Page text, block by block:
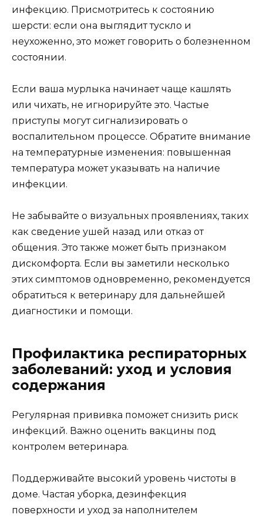
инфекцию. Присмотритесь к состоянию
шерсти: если она выглядит тускло и
неухоженно, это может говорить о болезненном
состоянии.
Если ваша мурлыка начинает чаще кашлять
или чихать, не игнорируйте это. Частые
приступы могут сигнализировать о
воспалительном процессе. Обратите внимание
на температурные изменения: повышенная
температура может указывать на наличие
инфекции.
Не забывайте о визуальных проявлениях, таких
как сведение ушей назад или отказ от
общения. Это также может быть признаком
дискомфорта. Если вы заметили несколько
этих симптомов одновременно, рекомендуется
обратиться к ветеринару для дальнейшей
диагностики и помощи.
Профилактика респираторных
заболеваний: уход и условия
содержания
Регулярная прививка поможет снизить риск
инфекций. Важно оценить вакцины под
контролем ветеринара.
Поддерживайте высокий уровень чистоты в
доме. Частая уборка, дезинфекция
поверхности и уход за наполнителем